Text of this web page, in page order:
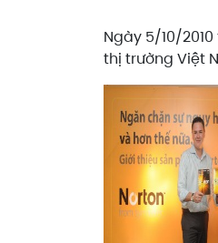
Ngày 5/10/
thị trường Việt